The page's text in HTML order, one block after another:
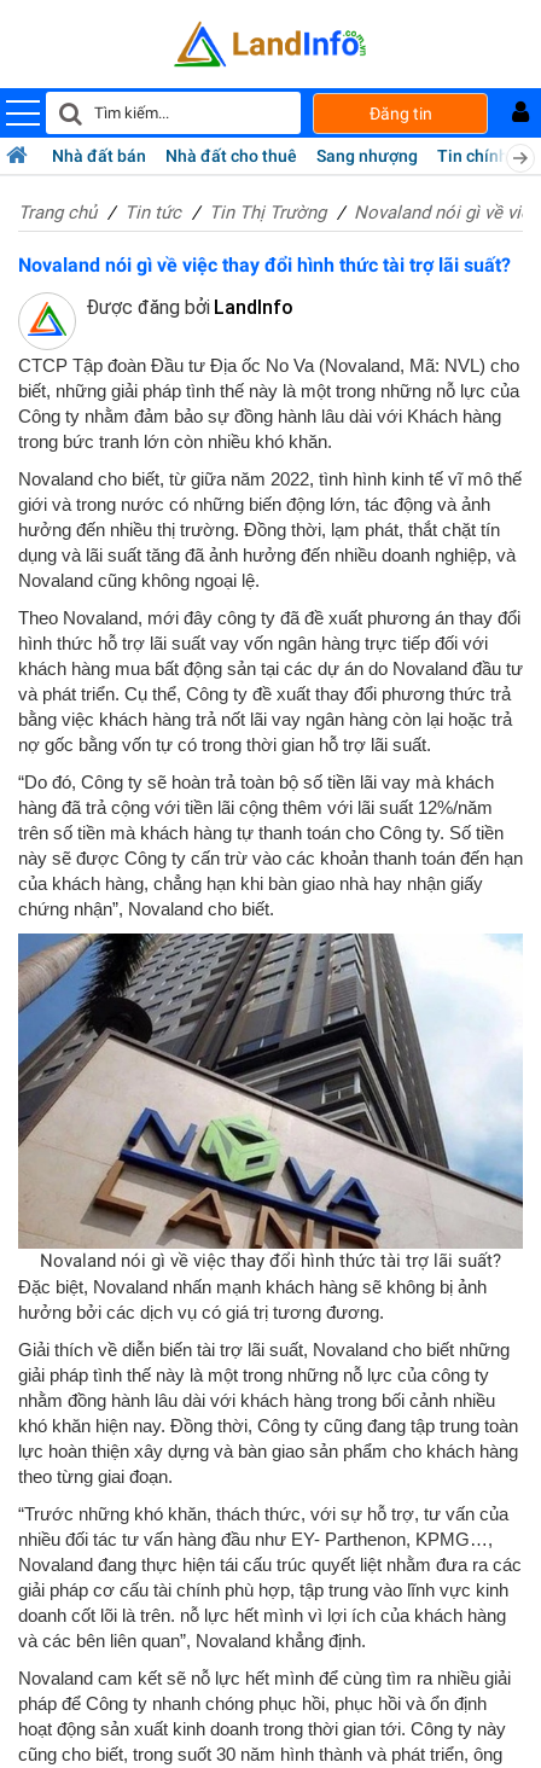
Đăng tin
Nhà đất bán Nhà đất cho thuê Sang nhượng Tin chính chủ
Trang chủ Tin tức Tin Thị Trường Novaland nói gì về
Novaland nói gì về việc thay đổi hình thức tài trợ lãi suất?
Được đăng bởi LandInfo
CTCP Tập đoàn Đầu tư Địa ốc No Va (Novaland, Mã: NVL) cho
biết, những giải pháp tình thế này là một trong những nỗ lực của
Công ty nhằm đảm bảo sự đồng hành lâu dài với Khách hàng
trong bức tranh lớn còn nhiều khó khăn.
Novaland cho biết, từ giữa năm 2022, tình hình kinh tế vĩ mô thế
giới và trong nước có những biến động lớn, tác động và ảnh
hưởng đến nhiều thị trường. Đồng thời, lạm phát, thắt chặt tín
dụng và lãi suất tăng đã ảnh hưởng đến nhiều doanh nghiệp, và
Novaland cũng không ngoại lệ.
Theo Novaland, mới đây công ty đã đề xuất phương án thay đổi
hình thức hỗ trợ lãi suất vay vốn ngân hàng trực tiếp đối với
khách hàng mua bất động sản tại các dự án do Novaland đầu tư
và phát triển. Cụ thể, Công ty đề xuất thay đổi phương thức trả
bằng việc khách hàng trả nốt lãi vay ngân hàng còn lại hoặc trả
nợ gốc bằng vốn tự có trong thời gian hỗ trợ lãi suất.
“Do đó, Công ty sẽ hoàn trả toàn bộ số tiền lãi vay mà khách
hàng đã trả cộng với tiền lãi cộng thêm với lãi suất 12%/năm
trên số tiền mà khách hàng tự thanh toán cho Công ty. Số tiền
này sẽ được Công ty cấn trừ vào các khoản thanh toán đến hạn
của khách hàng, chẳng hạn khi bàn giao nhà hay nhận giấy
chứng nhận”, Novaland cho biết.
Novaland nói gì về việc thay đổi hình thức tài trợ lãi suất?
Đặc biệt, Novaland nhấn mạnh khách hàng sẽ không bị ảnh
hưởng bởi các dịch vụ có giá trị tương đương.
Giải thích về diễn biến tài trợ lãi suất, Novaland cho biết những
giải pháp tình thế này là một trong những nỗ lực của công ty
nhằm đồng hành lâu dài với khách hàng trong bối cảnh nhiều
khó khăn hiện nay. Đồng thời, Công ty cũng đang tập trung toàn
lực hoàn thiện xây dựng và bàn giao sản phẩm cho khách hàng
theo từng giai đoạn.
“Trước những khó khăn, thách thức, với sự hỗ trợ, tư vấn của
nhiều đối tác tư vấn hàng đầu như EY- Parthenon, KPMG…,
Novaland đang thực hiện tái cấu trúc quyết liệt nhằm đưa ra các
giải pháp cơ cấu tài chính phù hợp, tập trung vào lĩnh vực kinh
doanh cốt lõi là trên. nỗ lực hết mình vì lợi ích của khách hàng
và các bên liên quan”, Novaland khẳng định.
Novaland cam kết sẽ nỗ lực hết mình để cùng tìm ra nhiều giải
pháp để Công ty nhanh chóng phục hồi, phục hồi và ổn định
hoạt động sản xuất kinh doanh trong thời gian tới. Công ty này
cũng cho biết, trong suốt 30 năm hình thành và phát triển, ông